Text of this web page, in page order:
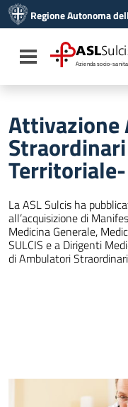
Vai al menu di
Vai al footer
Regione Autonoma
Toggle navigation
ASL
Azienda socio-
Attivazione
Territoriale-
La ASL Sulcis ha
all’acquisizione di
Medicina Generale,
SULCIS e a Dirigenti
di Ambulatori